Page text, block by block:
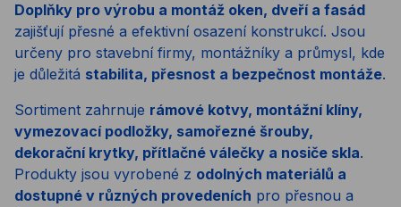
Doplňky pro výrobu a montáž oken, dveří a fasád
zajišťují přesné a efektivní osazení konstrukcí. Jsou
určeny pro stavební firmy, montážníky a průmysl, kde
je důležitá stabilita, přesnost a bezpečnost montáže.
Sortiment zahrnuje rámové kotvy, montážní klíny,
vymezovací podložky, samořezné šrouby,
dekorační krytky, přítlačné válečky a nosiče skla.
Produkty jsou vyrobené z odolných materiálů a
dostupné v různých provedeních pro přesnou a